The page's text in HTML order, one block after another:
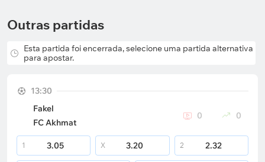
Outras partidas
Esta partida foi encerrada, selecione uma partida alternativa
para apostar.
13:30
Fakel
FC Akhmat
0 0
1 3.05 X 3.20 2 2.32